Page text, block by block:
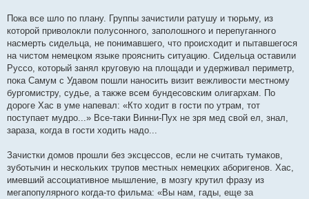
Пока все шло по плану. Группы зачистили ратушу и тюрьму, из
которой приволокли полусонного, заполошного и перепуганного
насмерть сидельца, не понимавшего, что происходит и пытавшегося
на чистом немецком языке прояснить ситуацию. Сидельца оставили
Руссо, который занял круговую на площади и удерживал периметр,
пока Самум с Удавом пошли наносить визит вежливости местному
бургомистру, судье, а также всем бундесовским олигархам. По
дороге Хас в уме напевал: «Кто ходит в гости по утрам, тот
поступает мудро...» Все-таки Винни-Пух не зря мед свой ел, знал,
зараза, когда в гости ходить надо...
Зачистки домов прошли без эксцессов, если не считать тумаков,
зуботычин и нескольких трупов местных немецких аборигенов. Хас,
имевший ассоциативное мышление, в мозгу крутил фразу из
мегапопулярного когда-то фильма: «Вы нам, гады, еще за